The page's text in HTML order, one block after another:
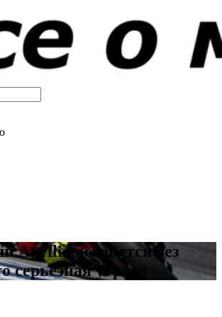
Aprilia останется без
серьёзная утрата